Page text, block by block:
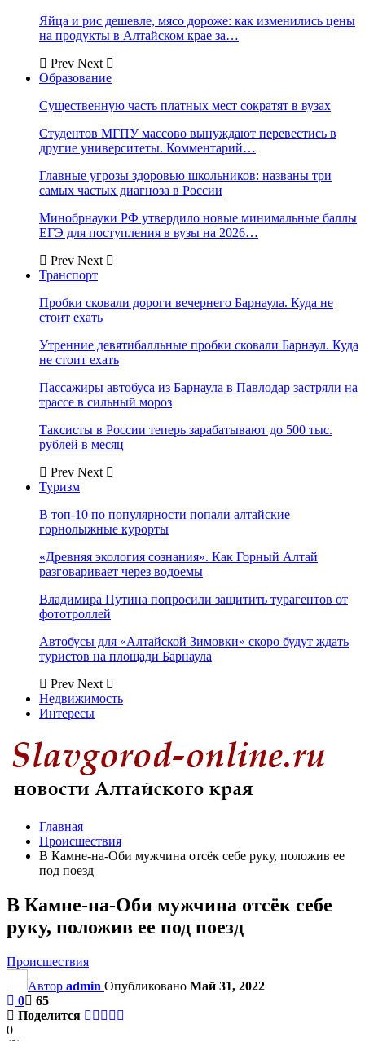
Яйца и рис дешевле, мясо дороже: как изменились цены
на продукты в Алтайском крае за…
Prev Next
Образование
Существенную часть платных мест сократят в вузах
Студентов МГПУ массово вынуждают перевестись в
другие университеты. Комментарий…
Главные угрозы здоровью школьников: названы три
самых частых диагноза в России
Минобрнауки РФ утвердило новые минимальные баллы
ЕГЭ для поступления в вузы на 2026…
Prev Next
Транспорт
Пробки сковали дороги вечернего Барнаула. Куда не
стоит ехать
Утренние девятибалльные пробки сковали Барнаул. Куда
не стоит ехать
Пассажиры автобуса из Барнаула в Павлодар застряли на
трассе в сильный мороз
Таксисты в России теперь зарабатывают до 500 тыс.
рублей в месяц
Prev Next
Туризм
В топ-10 по популярности попали алтайские
горнолыжные курорты
«Древняя экология сознания». Как Горный Алтай
разговаривает через водоемы
Владимира Путина попросили защитить турагентов от
фототроллей
Автобусы для «Алтайской Зимовки» скоро будут ждать
туристов на площади Барнаула
Prev Next
Недвижимость
Интересы
Главная
Происшествия
В Камне-на-Оби мужчина отсёк себе руку, положив ее
под поезд
В Камне-на-Оби мужчина отсёк себе
руку, положив ее под поезд
Происшествия
Автор admin Опубликовано Май 31, 2022
0
65
Поделится
0